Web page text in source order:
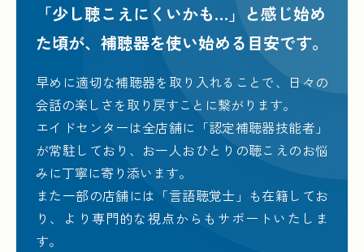
「少し聴こえにくいかも…」と感じ始め
た頃が、 補聴器を使い始める目安です。
早めに適切な補聴器を取り入れることで、日々の
会話の楽しさを取り戻すことに繋がります。
エイドセンターは全店舗に「認定補聴器技能者」
が常駐しており、お一人おひとりの聴こえのお悩
みに丁寧に寄り添います。
また一部の店舗には「言語聴覚士」も在籍してお
り、より専門的な視点からもサポートいたしま
す。